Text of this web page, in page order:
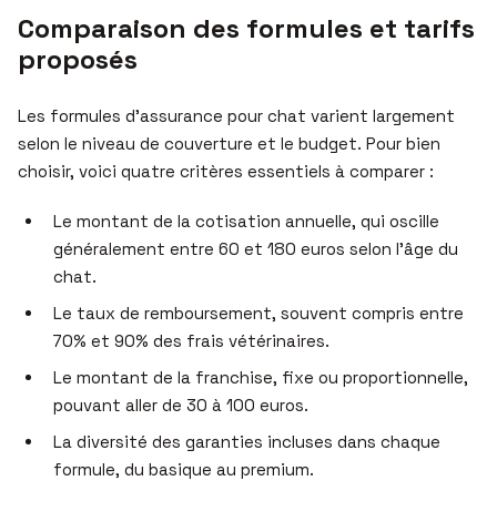
Comparaison des formules et tarifs
proposés
Les formules d’assurance pour chat varient largement
selon le niveau de couverture et le budget. Pour bien
choisir, voici quatre critères essentiels à comparer :
Le montant de la cotisation annuelle, qui oscille
généralement entre 60 et 180 euros selon l’âge du
chat.
Le taux de remboursement, souvent compris entre
70% et 90% des frais vétérinaires.
Le montant de la franchise, fixe ou proportionnelle,
pouvant aller de 30 à 100 euros.
La diversité des garanties incluses dans chaque
formule, du basique au premium.